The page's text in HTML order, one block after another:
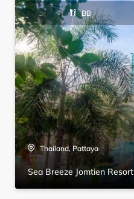
BB
Thailand, Pattaya
Sea Breeze Jomtien Resort